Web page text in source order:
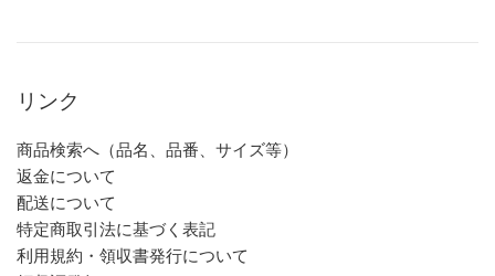
リンク
商品検索へ（品名、品番、サイズ等）
返金について
配送について
特定商取引法に基づく表記
利用規約・領収書発行について